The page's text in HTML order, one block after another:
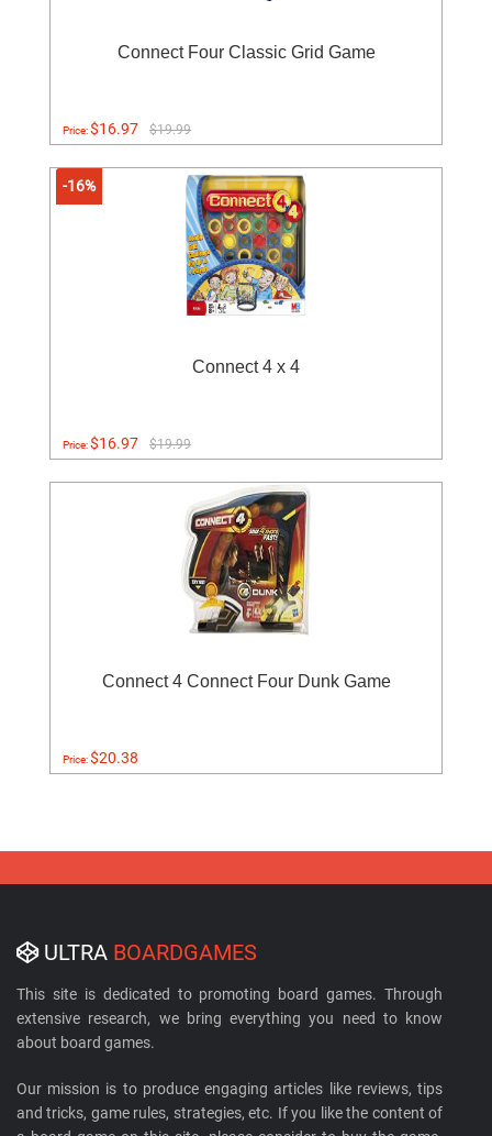
Connect Four Classic Grid Game
Price:$16.97 $19.99
-16%
Connect 4 x 4
Price:$16.97 $19.99
Connect 4 Connect Four Dunk Game
Price:$20.38
ULTRA BOARDGAMES
This site is dedicated to promoting board games. Through
extensive research, we bring everything you need to know
about board games.
Our mission is to produce engaging articles like reviews, tips
and tricks, game rules, strategies, etc. If you like the content of